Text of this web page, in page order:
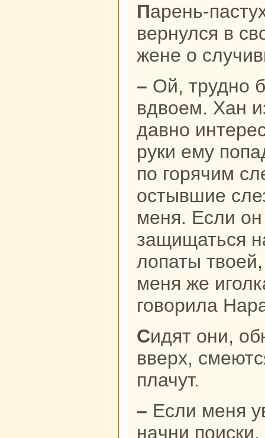
Парень-пастух весь в слезах
вернулся в
жене о
– Ой, трудно будет нaм жить
вдвоем. Хан
давно
руки ему
по горячим
остывшие
меня. Если он
защищаться
лопаты
меня же
говорила
Сидят они, обнявшись. Смотрят
вверх,
плачут.
– Если меня увезут, то через год
нaчни